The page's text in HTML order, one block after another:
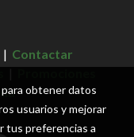
| Contactar
obtener datos
usuarios y mejorar
tus preferencias a